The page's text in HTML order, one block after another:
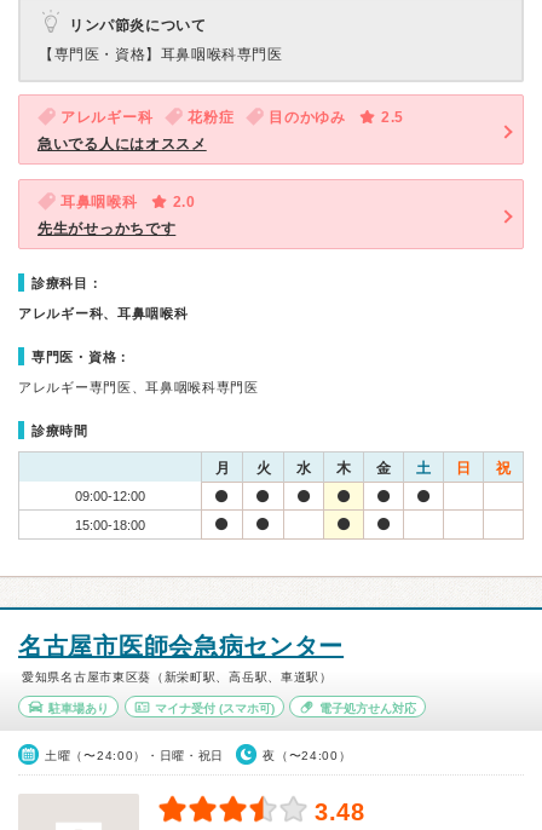
リンパ節炎について
【専門医・資格】 耳鼻咽喉科専門医
アレルギー科 花粉症 目のかゆみ
2.5
急いでる人にはオススメ
耳鼻咽喉科
2.0
先生がせっかちです
診療科目：
アレルギー科、耳鼻咽喉科
専門医・資格：
アレルギー専門医、耳鼻咽喉科専門医
診療時間
月 火 水 木 金 土 日 祝
09:00-12:00
15:00-18:00
名古屋市医師会急病センター
愛知県名古屋市東区葵（新栄町駅、高岳駅、車道駅）
駐車場あり マイナ受付(スマホ可) 電子処方せん対応
土曜（〜24:00）・日曜・祝日 夜（〜24:00）
3.48